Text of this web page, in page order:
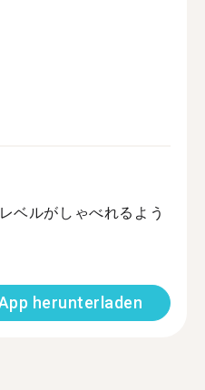
ベルがしゃべれるよう
herunterladen